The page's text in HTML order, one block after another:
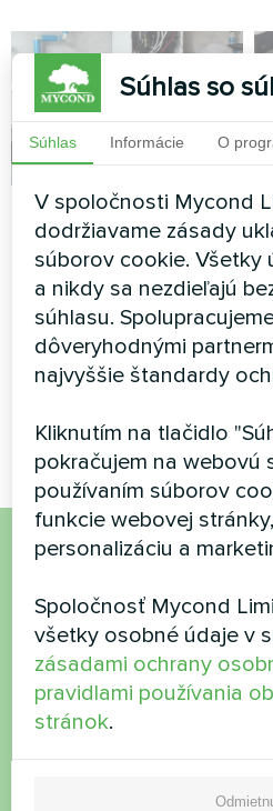
Samostatne stojaci
dom s tepelnými
čerpadlami Mycond
Split série BeeHeat
Tepelné čerpadlá MyCond
Split série BeeHeat poskytujú
chladenie po celý rok.
otázky?
Kontaktujte nás a my
Súhlas so
Súhlas Informácie O
V spoločnosti Mycond
dodržiavame zásady
súborov cookie. Všetky
a nikdy sa nezdieľajú
súhlasu.
dôveryhodnými
najvyššie štandardy
Kliknutím na tlačidlo
pokračujem na webovú
používaním súborov
funkcie webovej
personalizáciu a
Spoločnosť Mycond
všetky osobné údaje v
zásadami ochrany
pravidlami používania
stránok.